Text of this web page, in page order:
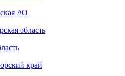
АО
область
край